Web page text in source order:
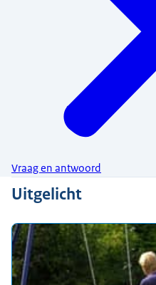
Vraag en antwoord
Uitgelicht